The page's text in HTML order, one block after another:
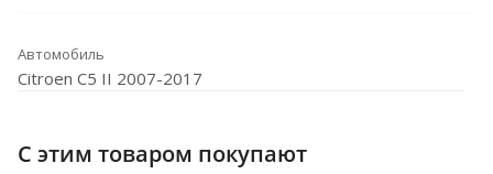
Автомобиль
Citroen C5 II 2007-2017
С этим товаром покупают